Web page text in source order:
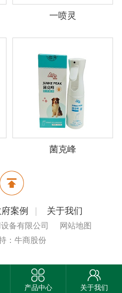
一喷灵
菌克峰
案例 | 关于我们
备有限公司
网站地图
：牛商股份
产品中心 关于我们